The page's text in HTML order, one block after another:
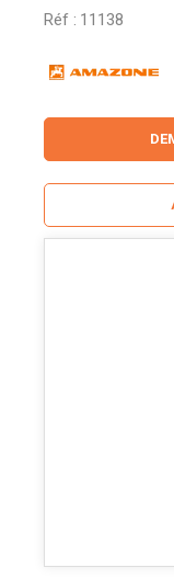
Réf : 11138